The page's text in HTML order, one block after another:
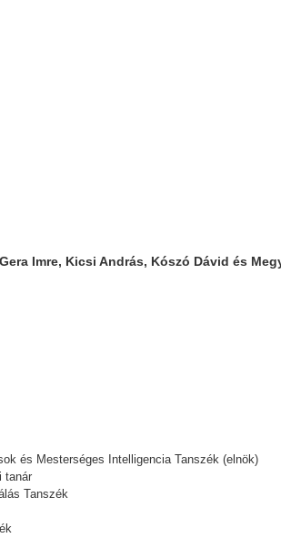
Imre, Kicsi András, Kószó Dávid és
Mesterséges Intelligencia Tanszék (elnök)
tanár
Tanszék